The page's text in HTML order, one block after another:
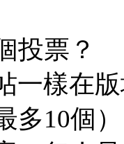
投票？
一樣在
多10個